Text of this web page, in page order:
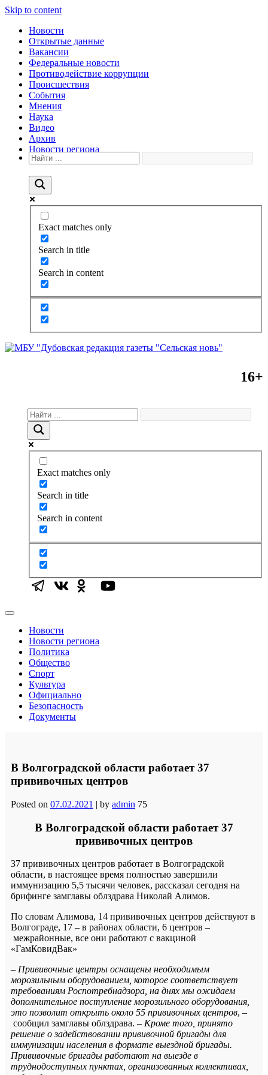
Skip to content
Новости
Открытые данные
Вакансии
Федеральные новости
Противодействие коррупции
Происшествия
События
Мнения
Наука
Видео
Архив
Новости региона
Exact matches only
Search in title
Search in content
16+
Exact matches only
Search in title
Search in content
Новости
Новости региона
Политика
Общество
Спорт
Культура
Официально
Безопасность
Документы
В Волгоградской области работает 37
прививочных центров
Posted on 07.02.2021 | by admin 75
В Волгоградской области работает 37
прививочных центров
37 прививочных центров работает в Волгоградской
области, в настоящее время полностью завершили
иммунизацию 5,5 тысячи человек, рассказал сегодня на
брифинге замглавы облздрава Николай Алимов.
По словам Алимова, 14 прививочных центров действуют в
Волгограде, 17 – в районах области, 6 центров –
межрайонные, все они работают с вакциной
«ГамКовидВак»
– Прививочные центры оснащены необходимым
морозильным оборудованием, которое соответствует
требованиям Роспотребнадзора, на днях мы ожидаем
дополнительное поступление морозильного оборудования,
это позволит открыть около 55 прививочных центров, –
сообщил замглавы облздрава. – Кроме того, принято
решение о задействовании прививочной бригады для
иммунизации населения в формате выездной бригады.
Прививочные бригады работают на выезде в
труднодоступных пунктах, организованных коллективах,